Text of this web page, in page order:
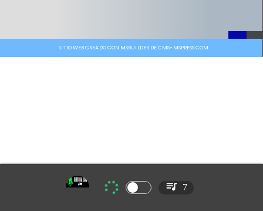
SITIO WEB CREADO CON MSBUILDER DE CMS-MSPRESS.COM
7